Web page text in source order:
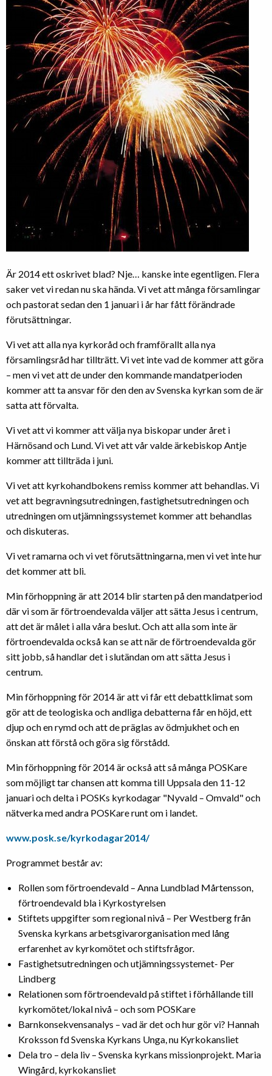
Är 2014 ett oskrivet blad? Nje… kanske inte egentligen. Flera
saker vet vi redan nu ska hända. Vi vet att många församlingar
och pastorat sedan den 1 januari i år har fått förändrade
förutsättningar.
Vi vet att alla nya kyrkoråd och framförallt alla nya
församlingsråd har tillträtt. Vi vet inte vad de kommer att göra
– men vi vet att de under den kommande mandatperioden
kommer att ta ansvar för den den av Svenska kyrkan som de är
satta att förvalta.
Vi vet att vi kommer att välja nya biskopar under året i
Härnösand och Lund. Vi vet att vår valde ärkebiskop Antje
kommer att tillträda i juni.
Vi vet att kyrkohandbokens remiss kommer att behandlas. Vi
vet att begravningsutredningen, fastighetsutredningen och
utredningen om utjämningssystemet kommer att behandlas
och diskuteras.
Vi vet ramarna och vi vet förutsättningarna, men vi vet inte hur
det kommer att bli.
Min förhoppning är att 2014 blir starten på den mandatperiod
där vi som är förtroendevalda väljer att sätta Jesus i centrum,
att det är målet i alla våra beslut. Och att alla som inte är
förtroendevalda också kan se att när de förtroendevalda gör
sitt jobb, så handlar det i slutändan om att sätta Jesus i
centrum.
Min förhoppning för 2014 är att vi får ett debattklimat som
gör att de teologiska och andliga debatterna får en höjd, ett
djup och en rymd och att de präglas av ödmjukhet och en
önskan att förstå och göra sig förstådd.
Min förhoppning för 2014 är också att så många POSKare
som möjligt tar chansen att komma till Uppsala den 11-12
januari och delta i POSKs kyrkodagar "Nyvald – Omvald" och
nätverka med andra POSKare runt om i landet.
www.posk.se/kyrkodagar2014/
Programmet består av:
Rollen som förtroendevald – Anna Lundblad Mårtensson,
förtroendevald bla i Kyrkostyrelsen
Stiftets uppgifter som regional nivå – Per Westberg från
Svenska kyrkans arbetsgivarorganisation med lång
erfarenhet av kyrkomötet och stiftsfrågor.
Fastighetsutredningen och utjämningssystemet- Per
Lindberg
Relationen som förtroendevald på stiftet i förhållande till
kyrkomötet/lokal nivå – och som POSKare
Barnkonsekvensanalys – vad är det och hur gör vi? Hannah
Kroksson fd Svenska Kyrkans Unga, nu Kyrkokansliet
Dela tro – dela liv – Svenska kyrkans missionprojekt. Maria
Wingård, kyrkokansliet